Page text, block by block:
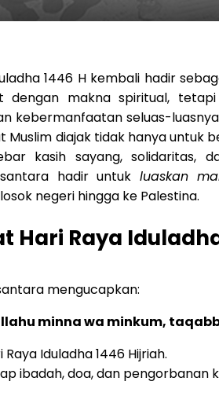
1446 H kembali hadir
dengan makna spiritual,
kebermanfaatan seluas-
Muslim diajak tidak hanya untuk
kasih sayang, solidaritas,
hadir untuk luaskan
negeri hingga ke Palestina.
Hari Raya
mengucapkan:
minna wa minkum,
Iduladha 1446 Hijriah.
ibadah, doa, dan pengorbanan